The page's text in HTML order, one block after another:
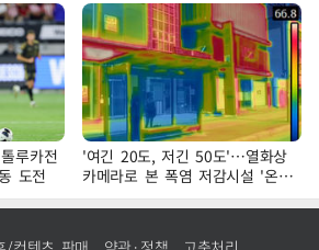
루카전
도전
'여긴 20도, 저긴 50도'…열화상
카메라로 본 폭염 저감시설 '온도
차'